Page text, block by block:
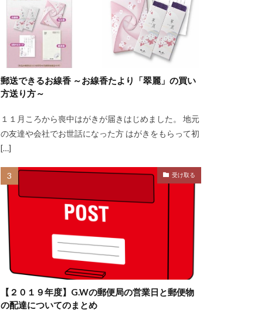
郵送できるお線香 ～お線香たより「翠麗」の買い
方送り方～
１１月ころから喪中はがきが届きはじめました。 地元
の友達や会社でお世話になった方 はがきをもらって初
[…]
受け取る
【２０１９年度】G.Wの郵便局の営業日と郵便物
の配達についてのまとめ